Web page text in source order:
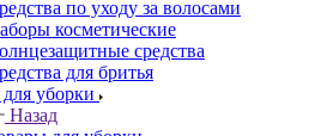
по уходу за волосами
косметические
средства
для бритья
уборки
Назад